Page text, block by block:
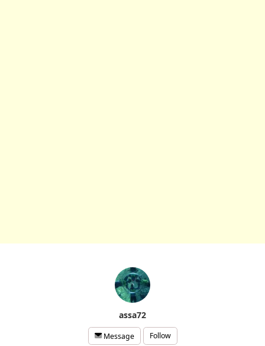
assa72
Message Follow